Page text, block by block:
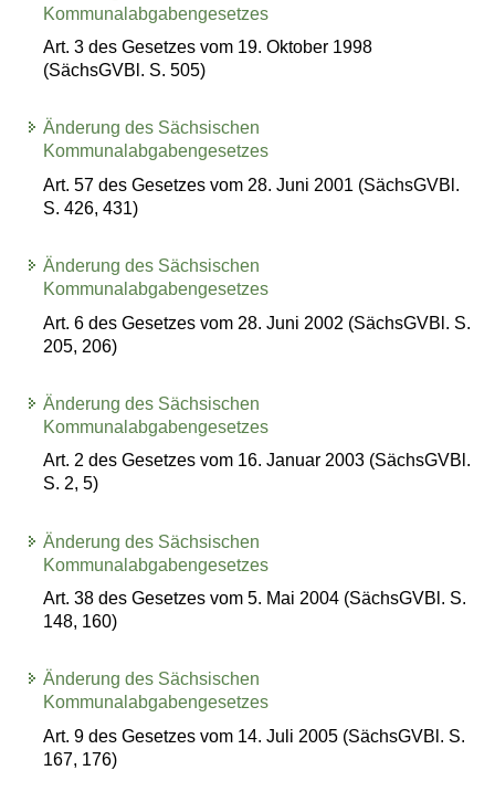
Kommunalabgabengesetzes
Art. 3 des Gesetzes vom 19. Oktober 1998
(SächsGVBl. S. 505)
Änderung des Sächsischen
Kommunalabgabengesetzes
Art. 57 des Gesetzes vom 28. Juni 2001 (SächsGVBl.
S. 426, 431)
Änderung des Sächsischen
Kommunalabgabengesetzes
Art. 6 des Gesetzes vom 28. Juni 2002 (SächsGVBl. S.
205, 206)
Änderung des Sächsischen
Kommunalabgabengesetzes
Art. 2 des Gesetzes vom 16. Januar 2003 (SächsGVBl.
S. 2, 5)
Änderung des Sächsischen
Kommunalabgabengesetzes
Art. 38 des Gesetzes vom 5. Mai 2004 (SächsGVBl. S.
148, 160)
Änderung des Sächsischen
Kommunalabgabengesetzes
Art. 9 des Gesetzes vom 14. Juli 2005 (SächsGVBl. S.
167, 176)